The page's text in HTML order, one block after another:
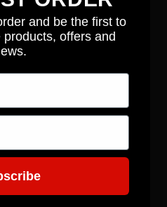
and be the first to
offers and